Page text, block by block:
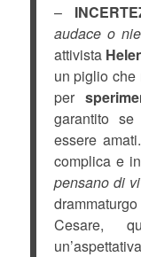
–
audace o
attivista
un piglio che
per
garantito
essere
complica e
pensano di
Cesare,